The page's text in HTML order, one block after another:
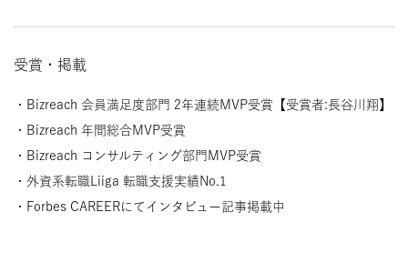
受賞・掲載
・Bizreach 会員満足度部門 2年連続MVP受賞【受賞者:長谷川翔】
・Bizreach 年間総合MVP受賞
・Bizreach コンサルティング部門MVP受賞
・外資系転職Liiga 転職支援実績No.1
・Forbes CAREERにてインタビュー記事掲載中